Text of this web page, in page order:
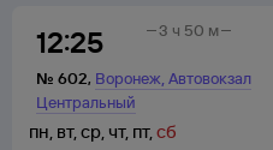
12:25
№ 602, Воронеж,Автовокзал
Центральный
3 ч 50 м
пн, вт,ср, чт, пт,сб